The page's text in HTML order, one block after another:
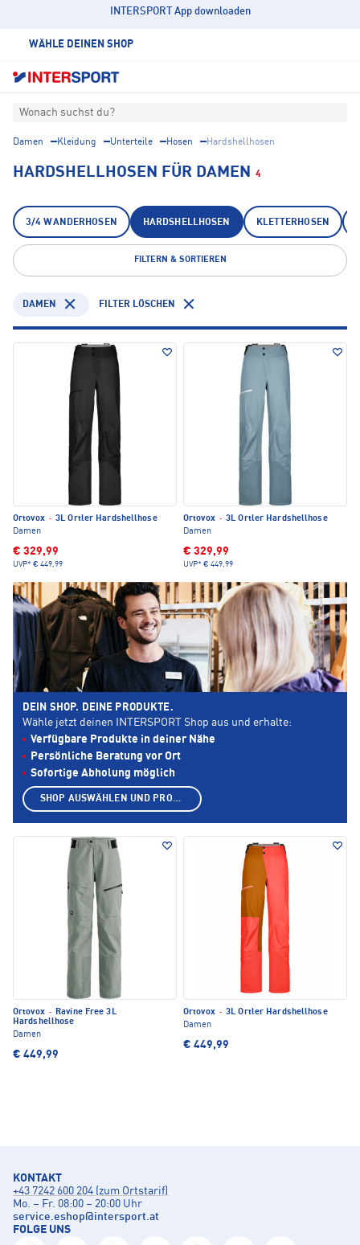
INTERSPORT App downloaden
WÄHLE DEINEN SHOP
Wonach suchst du?
Damen Kleidung Unterteile Hosen Hardshellhosen
HARDSHELLHOSEN FÜR DAMEN 4
3/4 WANDERHOSEN HARDSHELLHOSEN KLETTERHOSEN
FILTERN & SORTIEREN
DAMEN FILTER LÖSCHEN
Ortovox · 3L Ortler Hardshellhose
Damen
€ 329,99
UVP* € 449,99
Ortovox · 3L Ortler Hardshellhose
Damen
€ 329,99
UVP* € 449,99
Ortovox · Ravine Free 3L
Hardshellhose
Damen
€ 449,99
Ortovox · 3L Ortler Hardshellhose
Damen
€ 449,99
DEIN SHOP. DEINE PRODUKTE.
Wähle jetzt deinen INTERSPORT Shop aus und erhalte:
Verfügbare Produkte in deiner Nähe
Persönliche Beratung vor Ort
Sofortige Abholung möglich
SHOP AUSWÄHLEN UND PRODUKTE ANZEIGEN
KONTAKT
+43 7242 600 204 (zum Ortstarif)
Mo. – Fr. 08:00 – 20:00 Uhr
service.eshop@intersport.at
FOLGE UNS